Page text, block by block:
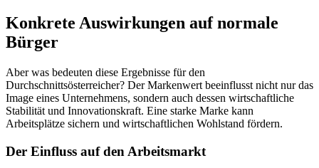
Konkrete Auswirkungen auf normale
Bürger
Aber was bedeuten diese Ergebnisse für den
Durchschnittsösterreicher? Der Markenwert beeinflusst nicht nur das
Image eines Unternehmens, sondern auch dessen wirtschaftliche
Stabilität und Innovationskraft. Eine starke Marke kann
Arbeitsplätze sichern und wirtschaftlichen Wohlstand fördern.
Der Einfluss auf den Arbeitsmarkt